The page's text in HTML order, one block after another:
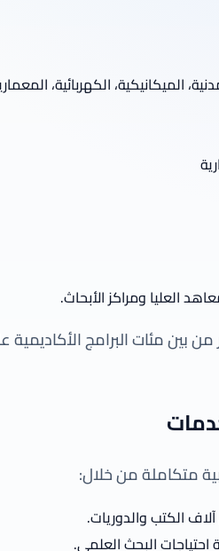
الميكانيكية، الكهربائية،
العليا ومراكز الأبحاث.
من بين مئات البرامج
متكاملة من خلال:
الكتب والدوريات.
احتياجات البحث العلمي.